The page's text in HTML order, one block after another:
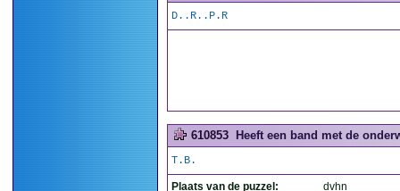
D..R..P.R
610853 Heeft een band met de
T.B.
Plaats van de puzzel:
dvhn